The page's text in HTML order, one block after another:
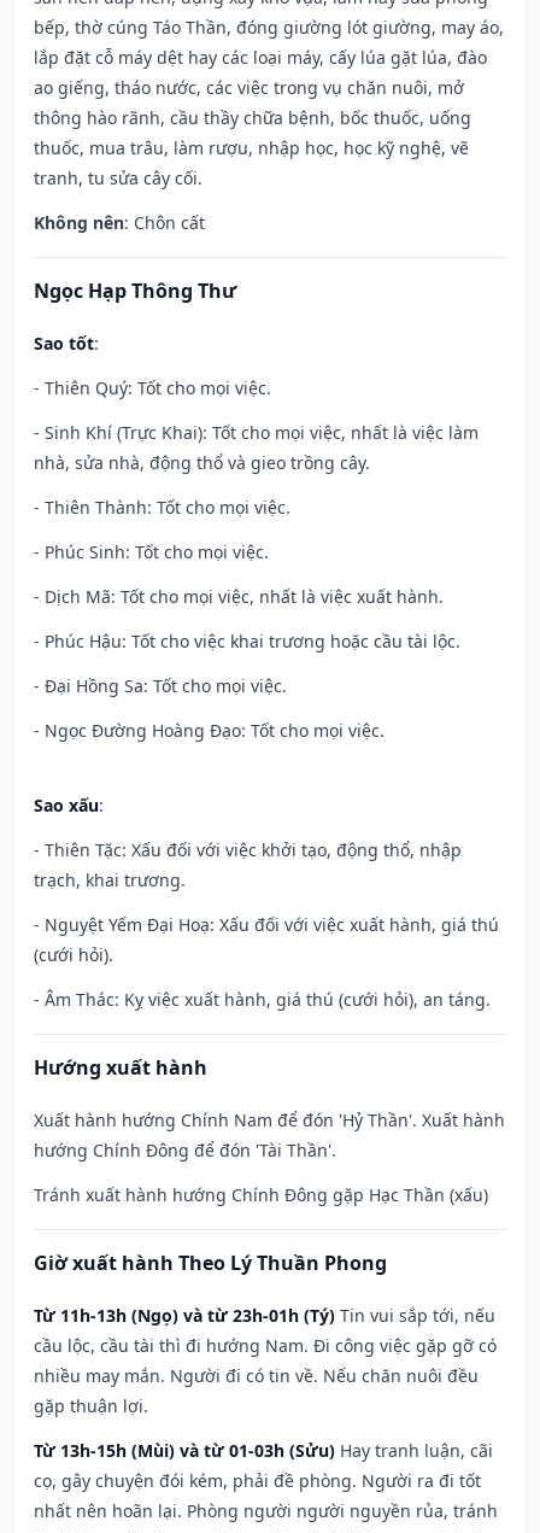
bếp, thờ cúng Táo Thần, đóng giường lót giường, may áo,
lắp đặt cỗ máy dệt hay các loại máy, cấy lúa gặt lúa, đào
ao giếng, tháo nước, các việc trong vụ chăn nuôi, mở
thông hào rãnh, cầu thầy chữa bệnh, bốc thuốc, uống
thuốc, mua trâu, làm rượu, nhập học, học kỹ nghệ, vẽ
tranh, tu sửa cây cối.
Không nên: Chôn cất
Ngọc Hạp Thông Thư
Sao tốt:
- Thiên Quý: Tốt cho mọi việc.
- Sinh Khí (Trực Khai): Tốt cho mọi việc, nhất là việc làm
nhà, sửa nhà, động thổ và gieo trồng cây.
- Thiên Thành: Tốt cho mọi việc.
- Phúc Sinh: Tốt cho mọi việc.
- Dịch Mã: Tốt cho mọi việc, nhất là việc xuất hành.
- Phúc Hậu: Tốt cho việc khai trương hoặc cầu tài lộc.
- Đại Hồng Sa: Tốt cho mọi việc.
- Ngọc Đường Hoàng Đạo: Tốt cho mọi việc.
Sao xấu:
- Thiên Tặc: Xấu đối với việc khởi tạo, động thổ, nhập
trạch, khai trương.
- Nguyệt Yếm Đại Hoạ: Xấu đối với việc xuất hành, giá thú
(cưới hỏi).
- Âm Thác: Kỵ việc xuất hành, giá thú (cưới hỏi), an táng.
Hướng xuất hành
Xuất hành hướng Chính Nam để đón 'Hỷ Thần'. Xuất hành
hướng Chính Đông để đón 'Tài Thần'.
Tránh xuất hành hướng Chính Đông gặp Hạc Thần (xấu)
Giờ xuất hành Theo Lý Thuần Phong
Từ 11h-13h (Ngọ) và từ 23h-01h (Tý) Tin vui sắp tới, nếu
cầu lộc, cầu tài thì đi hướng Nam. Đi công việc gặp gỡ có
nhiều may mắn. Người đi có tin về. Nếu chăn nuôi đều
gặp thuận lợi.
Từ 13h-15h (Mùi) và từ 01-03h (Sửu) Hay tranh luận, cãi
cọ, gây chuyện đói kém, phải đề phòng. Người ra đi tốt
nhất nên hoãn lại. Phòng người người nguyền rủa, tránh